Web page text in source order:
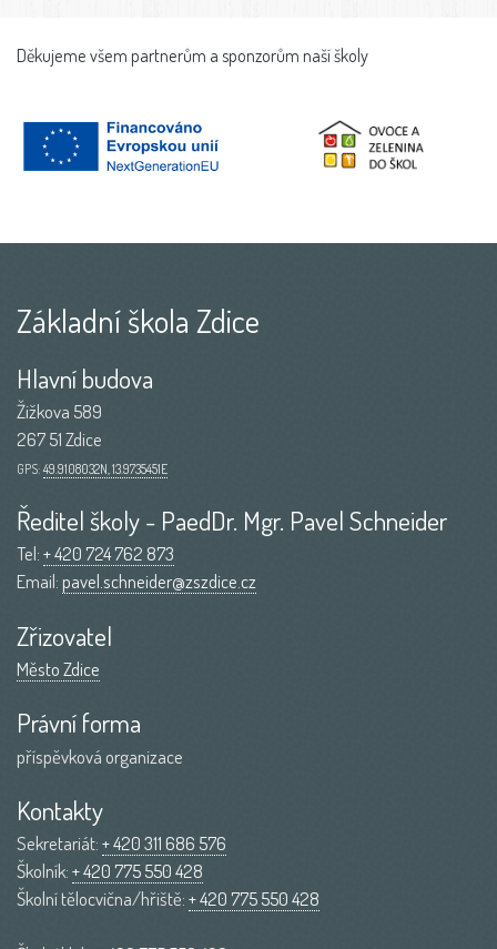
Děkujeme všem partnerům a sponzorům naší školy
Základní škola Zdice
Hlavní budova
Žižkova 589
267 51 Zdice
GPS: 49.9108032N, 13.9735451E
Ředitel školy - PaedDr. Mgr. Pavel Schneider
Tel:+ 420 724 762 873
Email:pavel.schneider@zszdice.cz
Zřizovatel
Město Zdice
Právní forma
příspěvková organizace
Kontakty
Sekretariát:+ 420 311 686 576
Školník:+ 420 775 550 428
Školní tělocvična/hřiště:+ 420 775 550 428